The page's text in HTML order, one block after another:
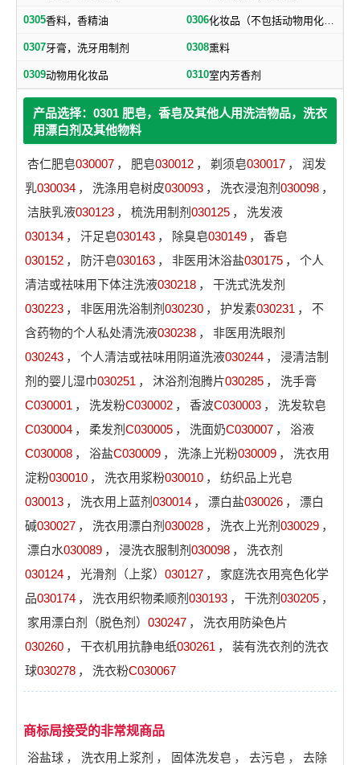
0305香料，香精油 0306 化妆品（不包括动物用化妆品）
0307牙膏，洗牙用制剂 0308熏料
0309动物用化妆品 0310室内芳香剂
产品选择：0301 肥皂，香皂及其他人用洗洁物品，洗衣
用漂白剂及其他物料
杏仁肥皂030007 ， 肥皂030012 ， 剃须皂030017 ，
润发
乳030034 ， 洗涤用皂树皮030093 ， 洗衣浸泡剂 030098 ，
洁肤乳液030123 ， 梳洗用制剂 030125 ，
洗发液
030134 ， 汗足皂030143 ， 除臭皂030149 ，
香皂
030152 ， 防汗皂030163 ， 非医用沐浴盐030175 ，
个人
清洁或祛味用下体注洗液030218 ，
干洗式洗发剂
030223 ， 非医用洗浴制剂 030230 ， 护发素030231 ，
不
含药物的个人私处清洗液030238 ，
非医用洗眼剂
030243 ， 个人清洁或祛味用阴道洗液030244 ，
浸清洁制
剂的婴儿湿巾030251 ， 沐浴剂泡腾片030285 ，
洗手膏
C030001 ， 洗发粉C030002 ， 香波C030003 ，
洗发软皂
C030004 ， 柔发剂 C030005 ， 洗面奶C030007 ，
浴液
C030008 ， 浴盐C030009 ， 洗涤上光粉030009 ，
洗衣用
淀粉030010 ， 洗衣用浆粉030010 ，
纺织品上光皂
030013 ， 洗衣用上蓝剂 030014 ， 漂白盐030026 ，
漂白
碱030027 ， 洗衣用漂白剂 030028 ， 洗衣上光剂 030029 ，
漂白水030089 ， 浸洗衣服制剂 030098 ，
洗衣剂
030124 ， 光滑剂（上浆） 030127 ，
家庭洗衣用亮色化学
品030174 ， 洗衣用织物柔顺剂 030193 ， 干洗剂 030205 ，
家用漂白剂（脱色剂） 030247 ，
洗衣用防染色片
030260 ， 干衣机用抗静电纸030261 ，
装有洗衣剂的洗衣
球030278 ， 洗衣粉C030067
商标局接受的非常规商品
浴盐球 ， 洗衣用上浆剂 ， 固体洗发皂 ， 去污皂 ，
去除